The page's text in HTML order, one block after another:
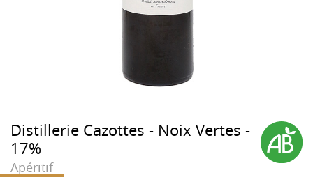
Distillerie Cazottes - Noix Vertes -
17%
Apéritif